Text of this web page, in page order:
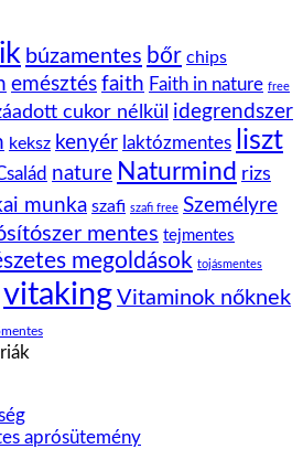
búzamentes bőr chips
emésztés faith Faith in nature free
cukor nélkül idegrendszer
keksz kenyér laktózmentes liszt
nature Naturmind rizs
munka szafi szafi free Személyre
mentes tejmentes
megoldások tojásmentes
vitaking Vitaminok nőknek
aprósütemény